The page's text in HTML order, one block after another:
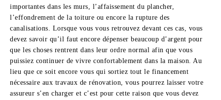
importantes dans les murs, l’affaissement du plancher,
l’effondrement de la toiture ou encore la rupture des
canalisations. Lorsque vous vous retrouvez devant ces cas, vous
devez savoir qu’il faut encore dépenser beaucoup d’argent pour
que les choses rentrent dans leur ordre normal afin que vous
puissiez continuer de vivre confortablement dans la maison. Au
lieu que ce soit encore vous qui sortiez tout le financement
nécessaire aux travaux de rénovation, vous pourrez laisser votre
assureur s’en charger et c’est pour cette raison que vous devez